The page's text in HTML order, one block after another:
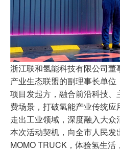
浙江联和氢能科技有限公司
产业生态联盟的副理事长单
项目发起方，融合前沿科技
费场景，打破氢能产业传统
走出工业领域，深度融入大
本次活动契机，向全市人民
MOMO TRUCK，体验氢生活